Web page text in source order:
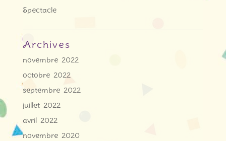
Spectacle
Archives
novembre 2022
octobre 2022
septembre 2022
juillet 2022
avril 2022
novembre 2020